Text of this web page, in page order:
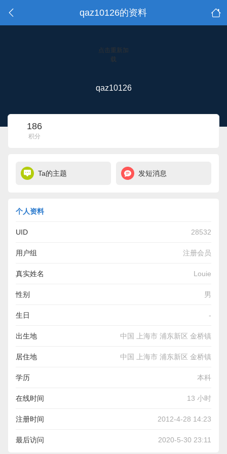
qaz10126的资料
点击重新加
载
qaz10126
186
积分
Ta的主题 发短消息
个人资料
UID 28532
用户组 注册会员
真实姓名 Louie
性别 男
生日 -
出生地 中国 上海市 浦东新区 金桥镇
居住地 中国 上海市 浦东新区 金桥镇
学历 本科
在线时间 13 小时
注册时间 2012-4-28 14:23
最后访问 2020-5-30 23:11